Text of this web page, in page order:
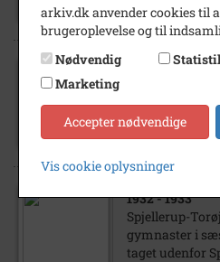
Pulvergården,
1932- 1933
Spjellerup-
gymnaster i
taget udenfor
arkiv.dk anvender cookies til
brugeroplevelse og til
Nødvendig
Marketing
Accepter nødvendige
Vis cookie oplysninger